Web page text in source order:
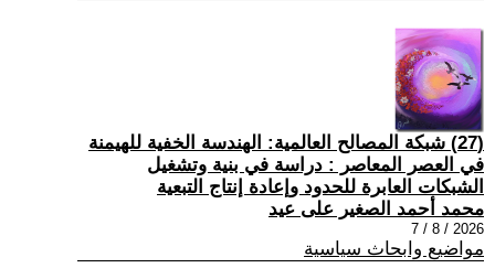
(27) شبكة المصالح العالمية: الهندسة الخفية للهيمنة
في العصر المعاصر : دراسة في بنية وتشغيل
الشبكات العابرة للحدود وإعادة إنتاج التبعية
محمد أحمد الصغير على عيد
2026 / 8 / 7
مواضيع وابحاث سياسية